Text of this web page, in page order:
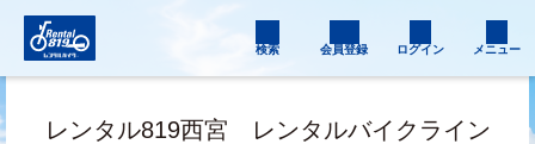
検索 会員登録 ログイン メニュー
レンタル819西宮 レンタルバイクライン